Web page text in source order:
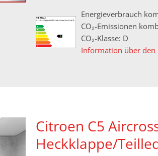
Energieverbrauch
CO₂-Emissionen
CO₂-Klasse: D
Information über den
Citroen C5
Heckklappe/